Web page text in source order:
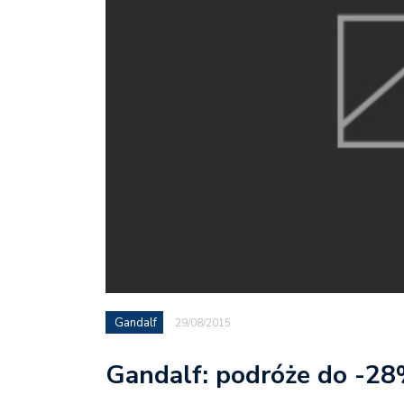
Gandalf 29/08/2015
Gandalf: podróże do -